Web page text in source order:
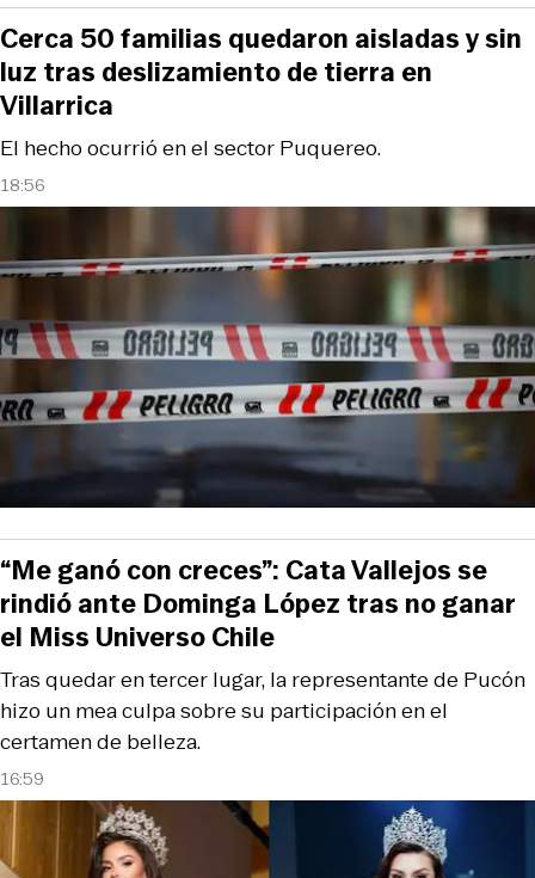
18:56
El hecho ocurrió en el sector Puquereo.
Cerca 50 familias quedaron aisladas y sin
luz tras deslizamiento de tierra en
Villarrica
16:59
Tras quedar en tercer lugar, la representante de Pucón
hizo un mea culpa sobre su participación en el
certamen de belleza.
“Me ganó con creces”: Cata Vallejos se
rindió ante Dominga López tras no ganar
el Miss Universo Chile